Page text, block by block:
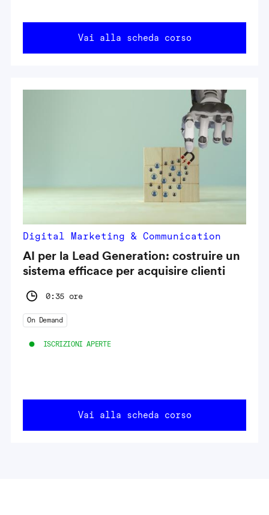
Vai alla scheda corso
Digital Marketing & Communication
AI per la Lead Generation: costruire un
sistema efficace per acquisire clienti
0:35 ore
On Demand
ISCRIZIONI APERTE
Vai alla scheda corso